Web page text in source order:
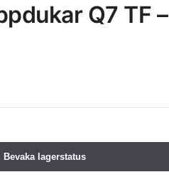
Q7 TF –
Bevaka lagerstatus